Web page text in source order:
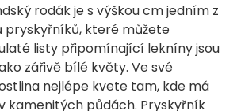
rodák je s výškou cm jedním z
pryskyřníků, které můžete
listy připomínající lekníny jsou
zářivě bílé květy. Ve své
nejlépe kvete tam, kde má
kamenitých půdách. Pryskyřník